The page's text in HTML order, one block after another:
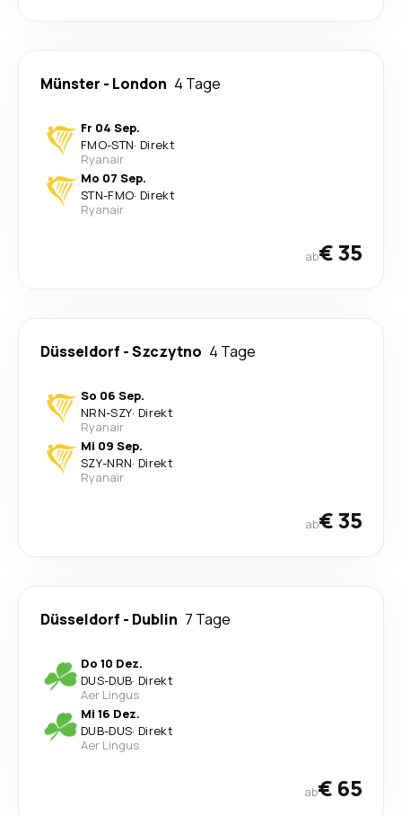
Münster - London 4 Tage
Fr 04 Sep.
FMO-STN· Direkt
Ryanair
Mo 07 Sep.
STN-FMO· Direkt
Ryanair
ab€ 35
Düsseldorf -Szczytno 4 Tage
So 06 Sep.
NRN-SZY· Direkt
Ryanair
Mi 09 Sep.
SZY-NRN· Direkt
Ryanair
ab€ 35
Düsseldorf - Dublin 7 Tage
Do 10 Dez.
DUS-DUB· Direkt
Aer Lingus
Mi 16 Dez.
DUB-DUS· Direkt
Aer Lingus
ab€ 65